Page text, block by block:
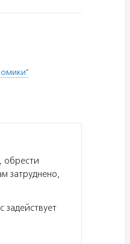
обрести
затруднено,